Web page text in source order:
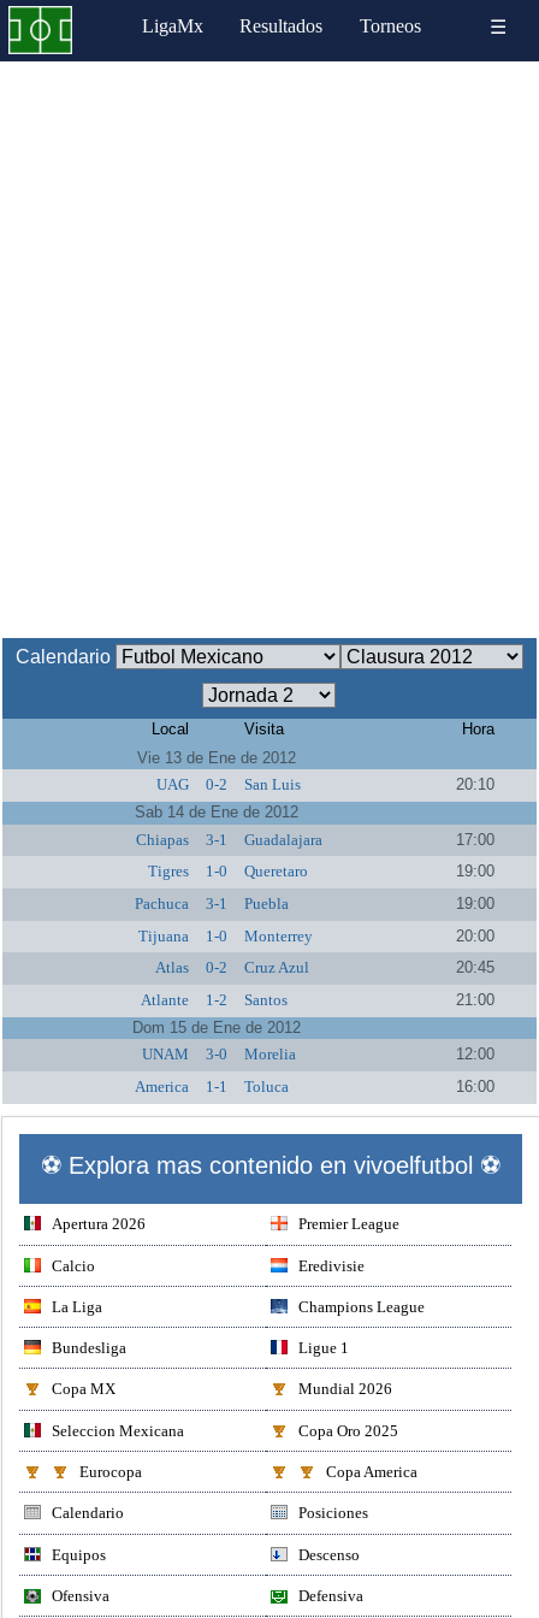
LigaMx Resultados Torneos ☰
Calendario
Local Visita
Hora
Vie 13 de Ene de 2012
UAG
0-2 San Luis
20:10
Sab 14 de Ene de 2012
Chiapas
3-1 Guadalajara
17:00
Tigres
1-0 Queretaro
19:00
Pachuca
3-1 Puebla
19:00
Tijuana
1-0 Monterrey
20:00
Atlas
0-2 Cruz Azul
20:45
Atlante
1-2 Santos
21:00
Dom 15 de Ene de 2012
UNAM
3-0 Morelia
12:00
America
1-1 Toluca 16:00
⚽ Explora mas contenido en vivoelfutbol ⚽
Apertura 2026 Premier League
Calcio Eredivisie
La Liga Champions League
Bundesliga Ligue 1
Copa MX Mundial 2026
Seleccion Mexicana Copa Oro 2025
Eurocopa Copa America
Calendario Posiciones
Equipos Descenso
Ofensiva Defensiva